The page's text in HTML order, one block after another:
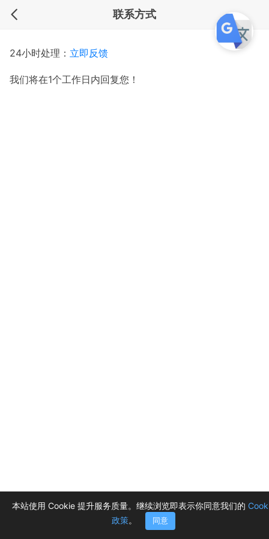
联系方式
24小时处理： 立即反馈
我们将在1个工作日内回复您！
本站使用 Cookie 提升服务质量。继续浏览即表示你同意我们的
政策。 同意